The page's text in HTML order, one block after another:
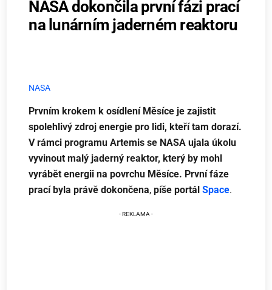
NASA dokončila první fázi prací
na lunárním jaderném reaktoru
NASA
Prvním krokem k osídlení Měsíce je zajistit
spolehlivý zdroj energie pro lidi, kteří tam dorazí.
V rámci programu Artemis se NASA ujala úkolu
vyvinout malý jaderný reaktor, který by mohl
vyrábět energii na povrchu Měsíce. První fáze
prací byla právě dokončena,píše portálSpace.